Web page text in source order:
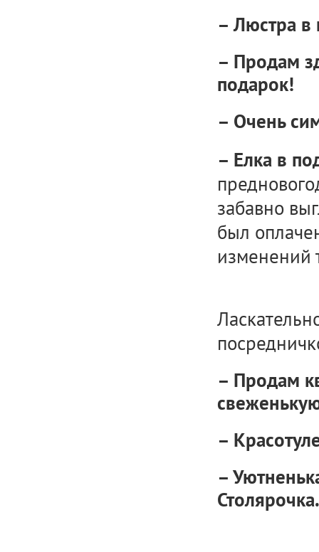
– Люстра в
– Продам
подарок!
– Очень
– Елка в
забавно
был
изменений
– Продам
–
–